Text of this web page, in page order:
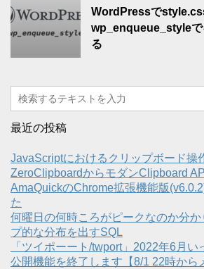
WordPressで
wp_enqueue_styleで
る
最近の投稿
JavaScriptにおけるクリップボード操
ZeroClipboardからモダンClipboard
AmaQuickのChrome拡張機能版
た
何曜日の何時ころがピークなのか分
プ的な分布を出すSQL
「ツイポーート/twport」2022年6月
公開機能を終了します【8/1 22時から